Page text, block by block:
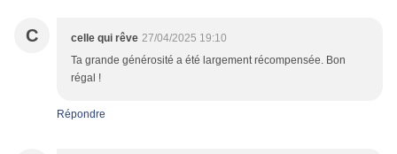
C celle qui rêve 27/04/2025 19:10
Ta grande générosité a été largement récompensée. Bon
régal !
Répondre